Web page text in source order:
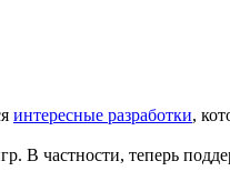
интересные разработки,
В частности, теперь